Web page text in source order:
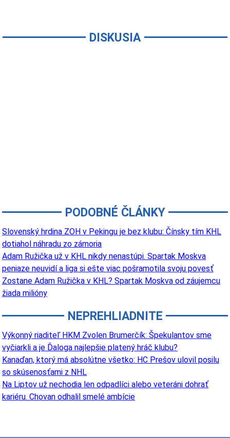
DISKUSIA
PODOBNÉ ČLÁNKY
Slovenský hrdina ZOH v Pekingu je bez klubu: Čínsky tím KHL
dotiahol náhradu zo zámoria
Adam Ružička už v KHL nikdy nenastúpi. Spartak Moskva
peniaze neuvidí a liga si ešte viac pošramotila svoju povesť
Zostane Adam Ružička v KHL? Spartak Moskva od záujemcu
žiada milióny
NEPREHLIADNITE
Výkonný riaditeľ HKM Zvolen Brumerčík: Špekulantov sme
vyčiarkli a je Ďaloga najlepšie platený hráč klubu?
Kanaďan, ktorý má absolútne všetko: HC Prešov ulovil posilu
so skúsenosťami z NHL
Na Liptov už nechodia len odpadlíci alebo veteráni dohrať
kariéru. Chovan odhalil smelé ambície